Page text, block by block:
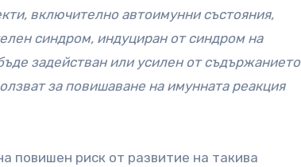
включително автоимунни състояния,
синдром, индуциран от синдром на
задействан или усилен от съдържанието
за повишаване на имунната реакция
повишен риск от развитие на такива